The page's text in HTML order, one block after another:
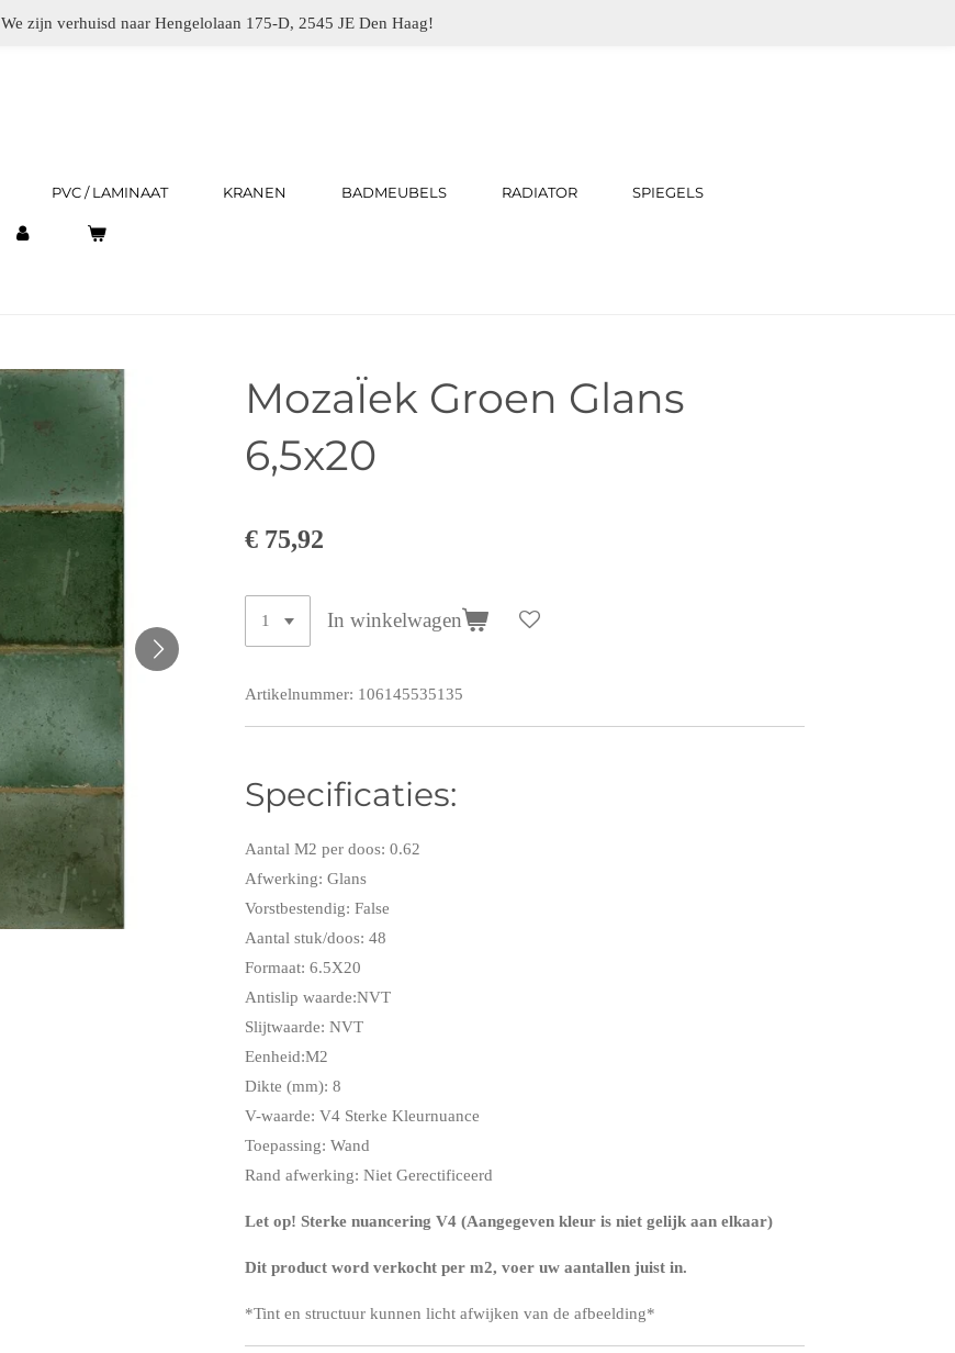
We zijn verhuisd naar Hengelolaan 175-D, 2545 JE Den Haag!
PVC / LAMINAAT KRANEN BADMEUBELS RADIATOR SPIEGELS
MozaÏek Groen Glans
6,5x20
€ 75,92
In winkelwagen
Artikelnummer: 106145535135
Specificaties:
Aantal M2 per doos: 0.62
Afwerking: Glans
Vorstbestendig: False
Aantal stuk/doos: 48
Formaat: 6.5X20
Antislip waarde:NVT
Slijtwaarde: NVT
Eenheid:M2
Dikte (mm): 8
V-waarde: V4 Sterke Kleurnuance
Toepassing: Wand
Rand afwerking: Niet Gerectificeerd
Let op! Sterke nuancering V4 (Aangegeven kleur is niet gelijk aan elkaar)
Dit product word verkocht per m2, voer uw aantallen juist in.
*Tint en structuur kunnen licht afwijken van de afbeelding*